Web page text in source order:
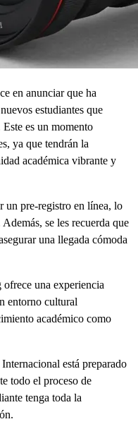
en anunciar que ha
estudiantes que
es un momento
ya que tendrán la
académica vibrante y
un pre-registro en línea, lo
se les recuerda que
una llegada cómoda
una experiencia
entorno cultural
académico como
está preparado
todo el proceso de
tenga toda la